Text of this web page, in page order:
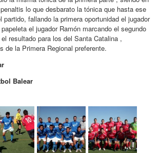
lo que desbarato la tónica que hasta ese
partido, fallando la primera oportunidad el jugador
el jugador Ramón marcando el segundo
resultado para los del Santa Catalina ,
de la Primera Regional preferente.
Balear